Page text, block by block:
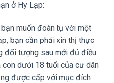
ở Hy Lạp:
muốn đoàn tụ với một
bạn cần phải xin thị thực
đối tượng sau mới đủ điều
con dưới 18 tuổi của cư dân
được cấp với mục đích